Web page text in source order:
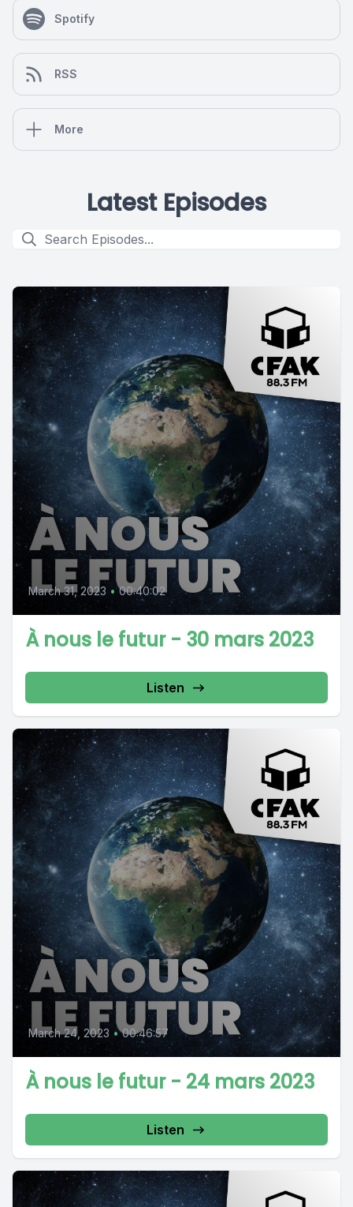
Spotify
RSS
More
Latest Episodes
March 31, 2023 • 00:40:02
À nous le futur - 30 mars 2023
Listen
March 24, 2023 • 00:46:57
À nous le futur - 24 mars 2023
Listen